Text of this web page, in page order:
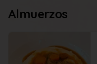
Almuerzos